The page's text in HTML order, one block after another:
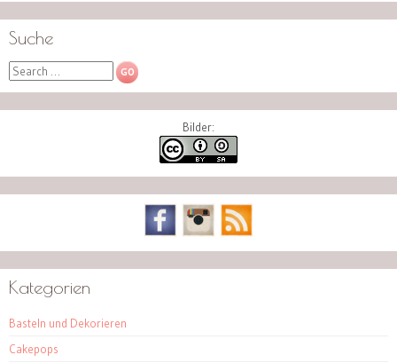
Suche
Search
Bilder:
Kategorien
Basteln und Dekorieren
Cakepops